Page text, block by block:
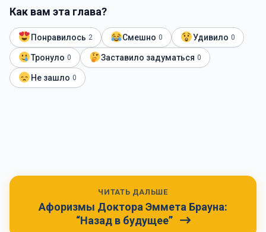
Как вам эта глава?
Понравилось 2 Смешно 0 Удивило 0
Тронуло 0 Заставило задуматься 0
Не зашло 0
ЧИТАТЬ ДАЛЬШЕ
Афоризмы Доктора Эммета Брауна:
“Назад в будущее”